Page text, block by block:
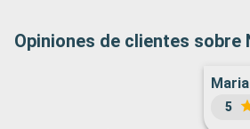
Opiniones de clientes sobre
5